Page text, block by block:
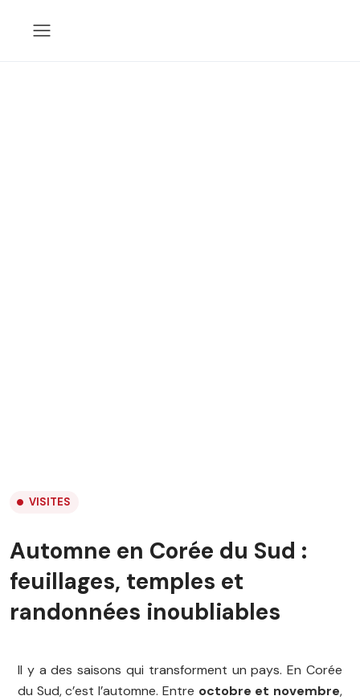
VISITES
Automne en Corée du Sud :
feuillages, temples et
randonnées inoubliables
Il y a des saisons qui transforment un pays. En Corée
du Sud, c’est l’automne. Entre octobre et novembre,